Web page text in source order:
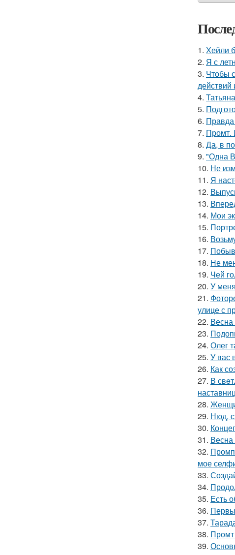
1. Хейли
2. Я с
3. Чтобы
действий
4.
5.
6. Правда
7. Промт.
8. Да, в
9. "Одна
10. Не
11. Я
12.
13.
14. Мои
15.
16.
17.
18. Не
19. Чей
20. У
21.
улице с
22.
23.
24. Олег
25. У вас
26. Как
27. В
28.
29. Нюд,
30.
31.
32.
мое
33.
34.
35. Есть
36.
37.
38.
39.